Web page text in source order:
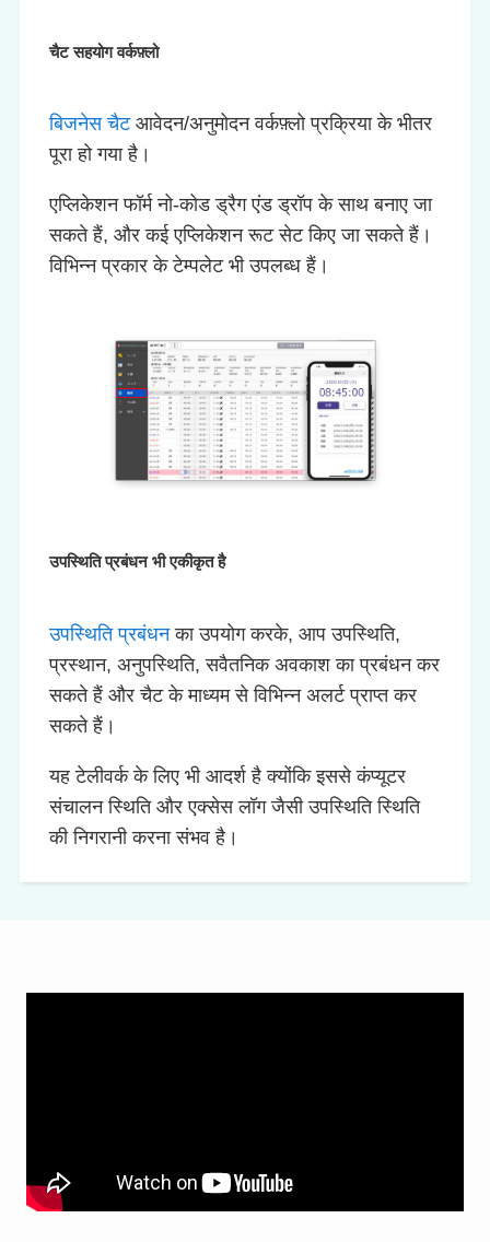
चैट सहयोग वर्कफ़्लो
बिजनेस चैट आवेदन/अनुमोदन वर्कफ़्लो प्रक्रिया के भीतर
पूरा हो गया है।
एप्लिकेशन फॉर्म नो-कोड ड्रैग एंड ड्रॉप के साथ बनाए जा
सकते हैं, और कई एप्लिकेशन रूट सेट किए जा सकते हैं।
विभिन्न प्रकार के टेम्पलेट भी उपलब्ध हैं।
उपस्थिति प्रबंधन भी एकीकृत है
उपस्थिति प्रबंधनका उपयोग करके, आप उपस्थिति,
प्रस्थान, अनुपस्थिति, सवैतनिक अवकाश का प्रबंधन कर
सकते हैं और चैट के माध्यम से विभिन्न अलर्ट प्राप्त कर
सकते हैं।
यह टेलीवर्क के लिए भी आदर्श है क्योंकि इससे कंप्यूटर
संचालन स्थिति और एक्सेस लॉग जैसी उपस्थिति स्थिति
की निगरानी करना संभव है।